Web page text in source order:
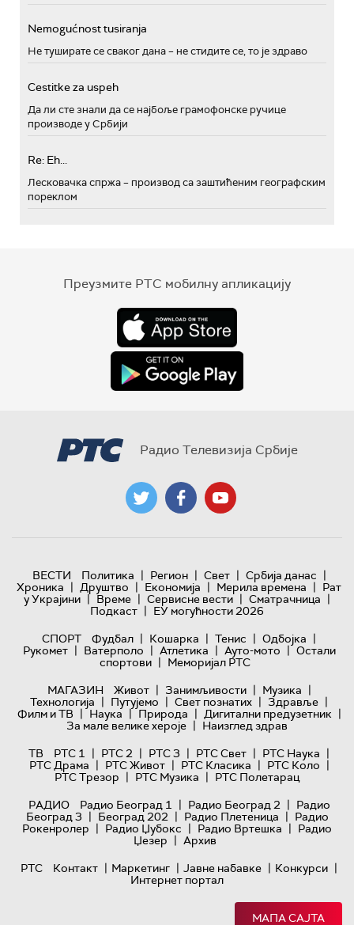
Nemogućnost tusiranja
Не туширате се сваког дана – не стидите се, то је здраво
Cestitke za uspeh
Да ли сте знали да се најбоље грамофонске ручице
производе у Србији
Re: Eh...
Лесковачка спржа – производ са заштићеним географским
пореклом
Преузмите РТС мобилну апликацију
Радио Телевизија Србије
ВЕСТИ Политика | Регион | Свет | Србија данас |
Хроника | Друштво | Економија | Мерила времена | Рат
у Украјини | Време | Сервисне вести | Сматрачница |
Подкаст | ЕУ могућности 2026
СПОРТ
Фудбал | Кошарка | Тенис | Одбојка |
Рукомет | Ватерполо | Атлетика | Ауто-мото | Остали
спортови | Меморијал РТС
МАГАЗИН
Живот | Занимљивости | Музика |
Технологијa | Путујемо | Свет познатих | Здравље |
Филм и ТВ | Наука | Природа | Дигитални предузетник |
За мале велике хероје | Наизглед здрав
ТВ
РТС 1 | РТС 2 | РТС 3 | РТС Свет | РТС Наука |
РТС Драма | РТС Живот | РТС Класика | РТС Коло |
РТС Трезор | РТС Музика | РТС Полетарац
РАДИО
Радио Београд 1 | Радио Београд 2 | Радио
Београд 3 | Београд 202 | Радио Плетеница | Радио
Рокенролер | Радио Џубокс | Радио Вртешка | Радио
Џезер | Архив
РТС
Контакт | Маркетинг | Јавне набавке | Конкурси |
Интернет портал
МАПА САЈТА